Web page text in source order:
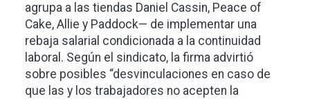
agrupa a las tiendas Daniel Cassin, Peace of
Cake, Allie y Paddock— de implementar una
rebaja salarial condicionada a la continuidad
laboral. Según el sindicato, la firma advirtió
sobre posibles “desvinculaciones en caso de
que las y los trabajadores no acepten la